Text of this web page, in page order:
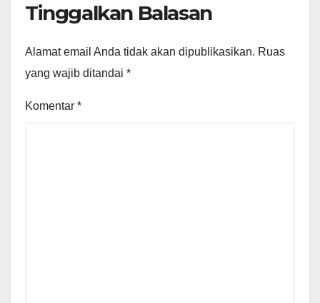
Tinggalkan Balasan
Alamat email Anda tidak akan dipublikasikan. Ruas
yang wajib ditandai *
Komentar *